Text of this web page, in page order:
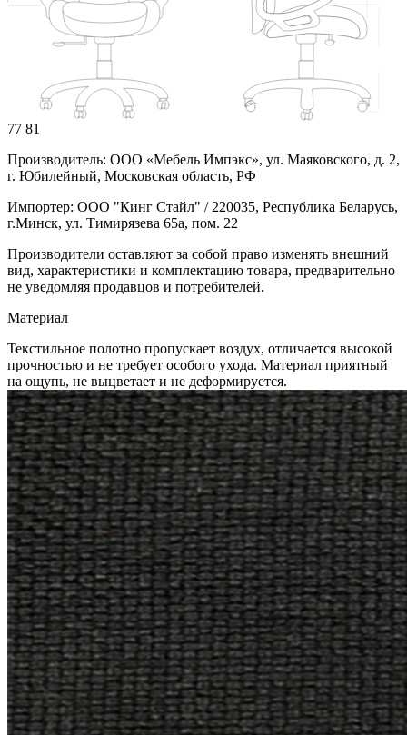
77 81
Производитель: ООО «Мебель Импэкс», ул. Маяковского, д. 2,
г. Юбилейный, Московская область, РФ
Импортер: ООО "Кинг Стайл" / 220035, Республика Беларусь,
г.Минск, ул. Тимирязева 65а, пом. 22
Производители оставляют за собой право изменять внешний
вид, характеристики и комплектацию товара, предварительно
не уведомляя продавцов и потребителей.
Материал
Текстильное полотно пропускает воздух, отличается высокой
прочностью и не требует особого ухода. Материал приятный
на ощупь, не выцветает и не деформируется.